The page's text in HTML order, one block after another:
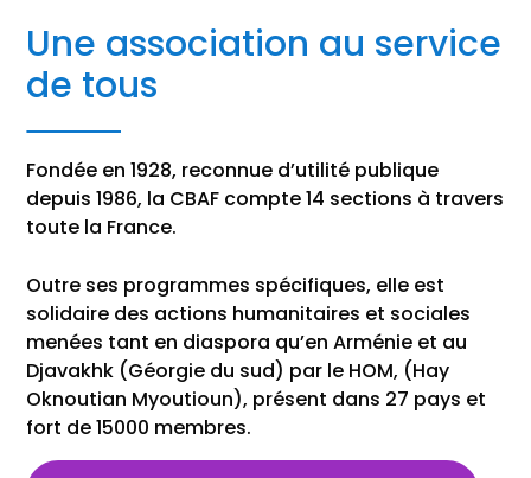
Une association au service
de tous
Fondée en 1928, reconnue d’utilité publique
depuis 1986, la CBAF compte 14 sections à travers
toute la France.
Outre ses programmes spécifiques, elle est
solidaire des actions humanitaires et sociales
menées tant en diaspora qu’en Arménie et au
Djavakhk (Géorgie du sud) par le HOM, (Hay
Oknoutian Myoutioun), présent dans 27 pays et
fort de 15000 membres.